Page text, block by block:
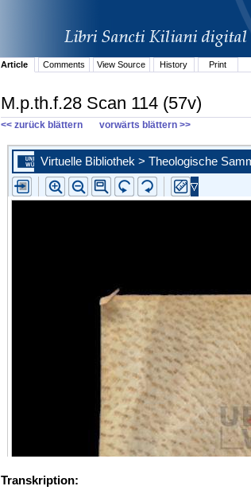
Article
Comments View Source History Print
M.p.th.f.28 Scan 114 (57v)
<< zurück blättern vorwärts blättern >>
Transkription: